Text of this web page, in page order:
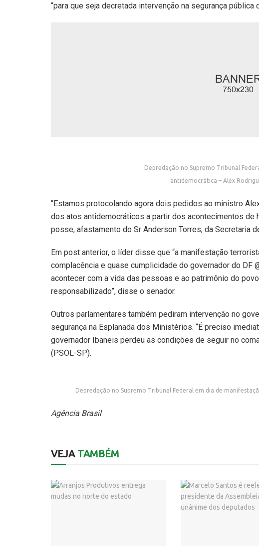
“para que seja decretada intervenção na segurança pública
Depredação no Supremo Tribunal
antidemocrática – Alex
“Estamos protocolando agora dois pedidos ao ministro
dos atos antidemocráticos a partir dos acontecimentos de
posse, afastamento do Sr Anderson Torres, da Secretaria
Em post anterior, o líder disse que “a manifestação
complacência e quase cumplicidade do governador do DF
acontecer com a vida das pessoas e ao patrimônio do
responsabilizado”, disse o senador.
Outros parlamentares também pediram intervenção no
segurança na Esplanada dos Ministérios. “É preciso
governador Ibaneis perdeu as condições de seguir no
(PSOL-SP).
Depredação no Supremo Tribunal Federal em dia de
Agência Brasil
VEJATAMBÉM